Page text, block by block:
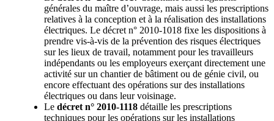
générales du maître d’ouvrage, mais aussi les prescriptions
relatives à la conception et à la réalisation des installations
électriques. Le décret n° 2010-1018 fixe les dispositions à
prendre vis-à-vis de la prévention des risques électriques
sur les lieux de travail, notamment pour les travailleurs
indépendants ou les employeurs exerçant directement une
activité sur un chantier de bâtiment ou de génie civil, ou
encore effectuant des opérations sur des installations
électriques ou dans leur voisinage.
Le décret n° 2010-1118 détaille les prescriptions
techniques pour les opérations sur les installations